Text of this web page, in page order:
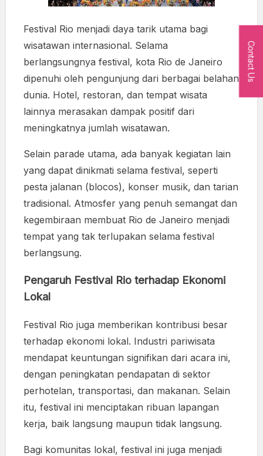
Festival Rio menjadi daya tarik utama bagi
wisatawan internasional. Selama
berlangsungnya festival, kota Rio de Janeiro
dipenuhi oleh pengunjung dari berbagai belahan
dunia. Hotel, restoran, dan tempat wisata
lainnya merasakan dampak positif dari
meningkatnya jumlah wisatawan.
Selain parade utama, ada banyak kegiatan lain
yang dapat dinikmati selama festival, seperti
pesta jalanan (blocos), konser musik, dan tarian
tradisional. Atmosfer yang penuh semangat dan
kegembiraan membuat Rio de Janeiro menjadi
tempat yang tak terlupakan selama festival
berlangsung.
Pengaruh Festival Rio terhadap Ekonomi
Lokal
Festival Rio juga memberikan kontribusi besar
terhadap ekonomi lokal. Industri pariwisata
mendapat keuntungan signifikan dari acara ini,
dengan peningkatan pendapatan di sektor
perhotelan, transportasi, dan makanan. Selain
itu, festival ini menciptakan ribuan lapangan
kerja, baik langsung maupun tidak langsung.
Bagi komunitas lokal, festival ini juga menjadi
Contact Us